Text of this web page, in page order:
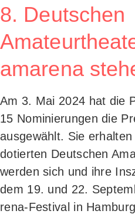
8. Deutschen
amarena
Am 3. Mai 2024 hat die
15 Nomi­nie­run­gen die
aus­ge­wählt. Sie
dotier­ten Deut­schen
wer­den sich und ihre
dem 19. und 22.
re­na-Fes­ti­val in Ham­burg